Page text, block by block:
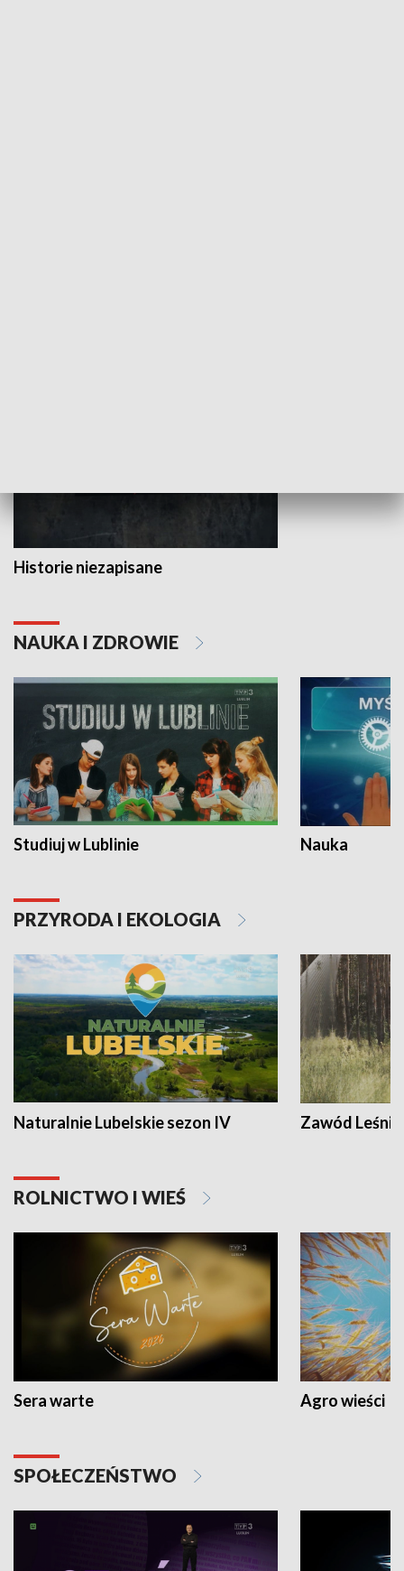
Historie niezapisane
NAUKA I ZDROWIE
Studiuj w Lublinie Nauka
PRZYRODA I EKOLOGIA
Naturalnie Lubelskie sezon IV Zawód Leśnik
ROLNICTWO I WIEŚ
Sera warte Agro wieści
SPOŁECZEŃSTWO